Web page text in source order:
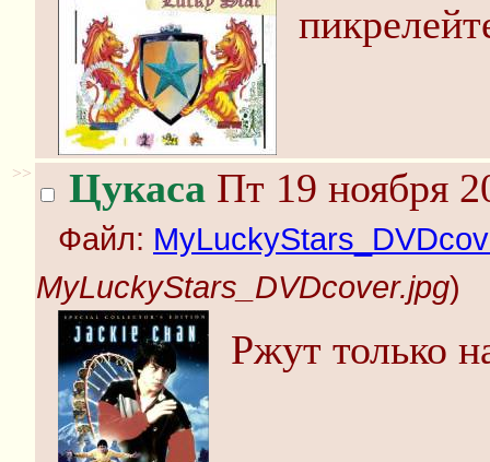
>> Цукаса Пт 19 ноября
Файл:
MyLuckyStars_DVDcover.jpg)
Ржут только